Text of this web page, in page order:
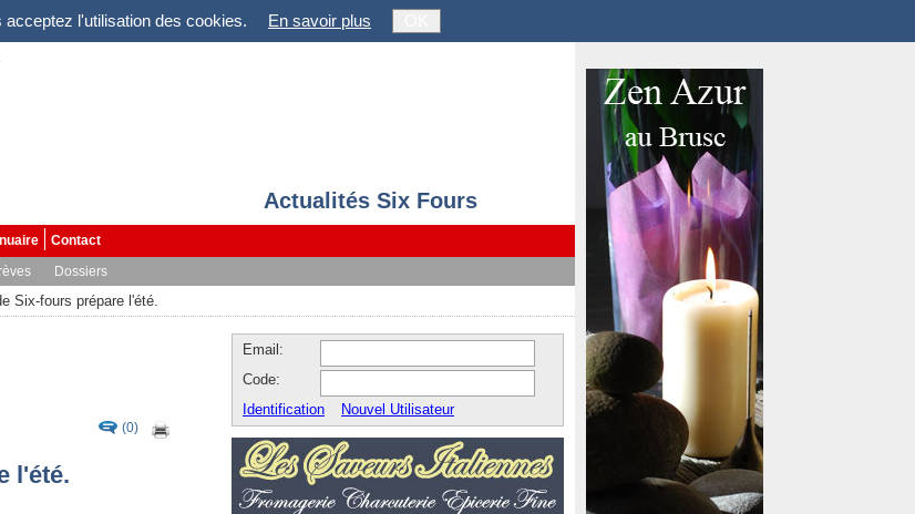
l'utilisation des cookies. En savoir plus
Actualités Six Fours
Contact
Dossiers
Six-fours prépare l'été.
(0)
l'été.
Email:
Code:
Identification
Nouvel Utilisateur